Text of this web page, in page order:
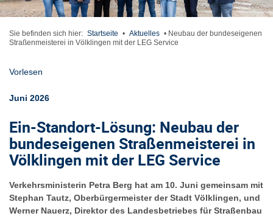
Sie befinden sich hier: Startseite • Aktuelles • Neubau der bundeseigenen
Straßenmeisterei in Völklingen mit der LEG Service
Vorlesen
Juni 2026
Ein-Standort-Lösung: Neubau der
bundeseigenen Straßenmeisterei in
Völklingen mit der LEG Service
Verkehrsministerin Petra Berg hat am 10. Juni gemeinsam mit
Stephan Tautz, Oberbürgermeister der Stadt Völklingen, und
Werner Nauerz, Direktor des Landesbetriebes für Straßenbau